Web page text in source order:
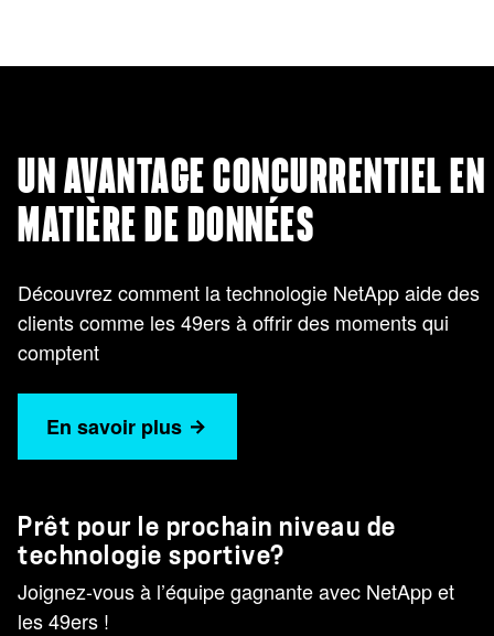
UN AVANTAGE CONCURRENTIEL EN
MATIÈRE DE DONNÉES
Découvrez comment la technologie NetApp aide des
clients comme les 49ers à offrir des moments qui
comptent
En savoir plus
Prêt pour le prochain niveau de
technologie sportive?
Joignez-vous à l’équipe gagnante avec NetApp et
les 49ers !